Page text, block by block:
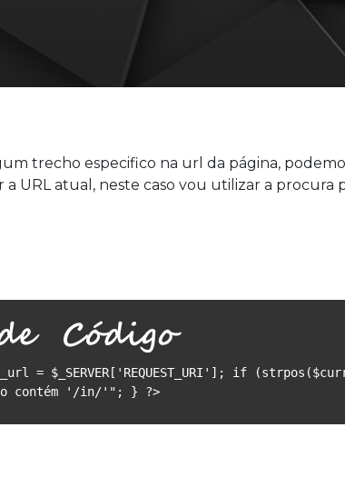
trecho especifico na url da página,
a URL atual, neste caso vou utilizar a procura
= $_SERVER['REQUEST_URI']; if
contém '/in/'"; } ?>